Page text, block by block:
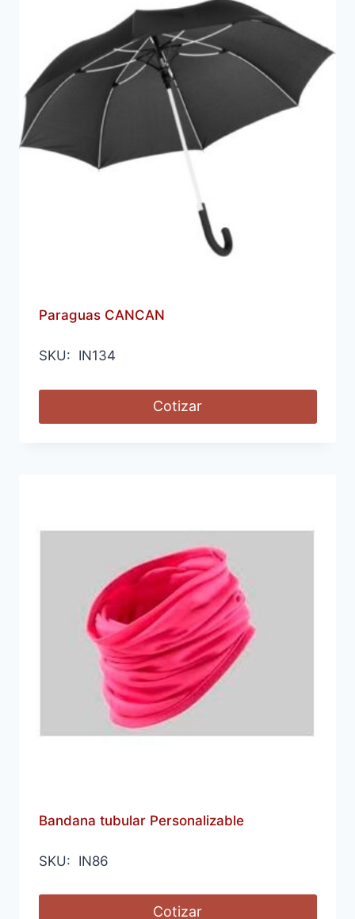
Paraguas CANCAN
SKU: IN134
Cotizar
Bandana tubular Personalizable
SKU: IN86
Cotizar